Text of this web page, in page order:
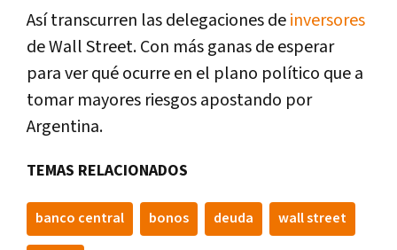
Así transcurren las delegaciones deinversores
de Wall Street. Con más ganas de esperar
para ver qué ocurre en el plano político que a
tomar mayores riesgos apostando por
Argentina.
TEMAS RELACIONADOS
banco central bonos deuda wall street